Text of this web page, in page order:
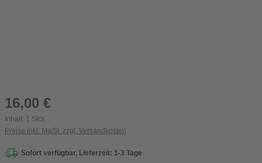
Regulärer Preis:
16,00 €
Inhalt: 1 Stck
Preise inkl. MwSt. zzgl. Versandkosten
Sofort verfügbar, Lieferzeit: 1-3 Tage